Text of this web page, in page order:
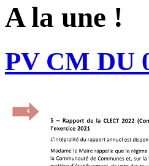
A la une !
PV CM DU